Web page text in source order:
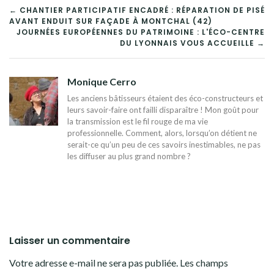
NAVIGATION
DE
L’ARTICLE
← CHANTIER PARTICIPATIF ENCADRÉ : RÉPARATION DE PISÉ
AVANT ENDUIT SUR FAÇADE À MONTCHAL (42)
JOURNÉES EUROPÉENNES DU PATRIMOINE : L'ÉCO-CENTRE
DU LYONNAIS VOUS ACCUEILLE →
Monique Cerro
Les anciens bâtisseurs étaient des éco-constructeurs et
leurs savoir-faire ont failli disparaître ! Mon goût pour
la transmission est le fil rouge de ma vie
professionnelle. Comment, alors, lorsqu’on détient ne
serait-ce qu’un peu de ces savoirs inestimables, ne pas
les diffuser au plus grand nombre ?
Laisser un commentaire
Votre adresse e-mail ne sera pas publiée. Les champs